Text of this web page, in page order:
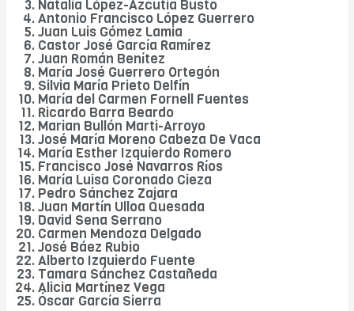
Natalia López-Azcutia Busto
Antonio Francisco López Guerrero
Juan Luis Gómez Lamia
Castor José García Ramírez
Juan Román Benítez
María José Guerrero Ortegón
Silvia María Prieto Delfín
María del Carmen Fornell Fuentes
Ricardo Barra Beardo
Marian Bullón Marti-Arroyo
José María Moreno Cabeza De Vaca
María Esther Izquierdo Romero
Francisco José Navarros Ríos
María Luisa Coronado Cieza
Pedro Sánchez Zajara
Juan Martín Ulloa Quesada
David Sena Serrano
Carmen Mendoza Delgado
José Báez Rubio
Alberto Izquierdo Fuente
Tamara Sánchez Castañeda
Alicia Martínez Vega
Óscar García Sierra